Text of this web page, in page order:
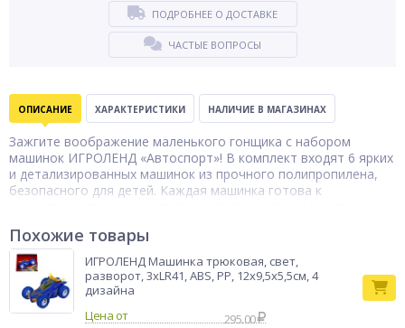
ПОДРОБНЕЕ О ДОСТАВКЕ
ЧАСТЫЕ ВОПРОСЫ
ОПИСАНИЕ ХАРАКТЕРИСТИКИ НАЛИЧИЕ В МАГАЗИНАХ
Зажгите воображение маленького гонщика с набором
машинок ИГРОЛЕНД «Автоспорт»! В комплект входят 6 ярких
и детализированных машинок из прочного полипропилена,
безопасного для детей. Каждая машинка готова к
брать их с собой в дорогу. Идеальный подарок для юных
любителей автоспорта и коллекционеров миниатюрных
машин! В ассортименте 2 вида.
Бренд
Похожие товары
ИГРОЛЕНД Машинка трюковая, свет,
разворот, 3хLR41, АBS, РР, 12x9,5x5,5см, 4
дизайна
Цена от
295.00